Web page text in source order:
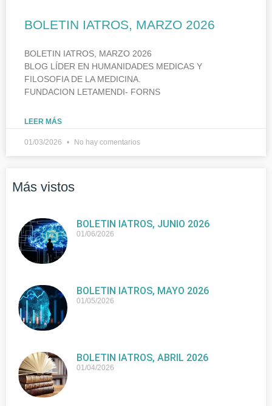
BOLETIN IATROS, MARZO 2026
BOLETIN IATROS, MARZO 2026
BLOG LÍDER EN HUMANIDADES MEDICAS Y
FILOSOFIA DE LA MEDICINA.
FUNDACION LETAMENDI- FORNS
LEER MÁS
01/03/2026 No hay comentarios
Más vistos
BOLETIN IATROS, JUNIO 2026
01/06/2026
BOLETIN IATROS, MAYO 2026
01/05/2026
BOLETIN IATROS, ABRIL 2026
01/04/2026